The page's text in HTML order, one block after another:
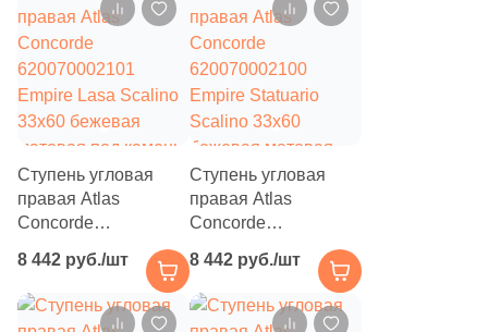
матовая под камень
бежевая матовая
под камень
Ступень угловая
правая Atlas
Concorde
Empire Lasa Scalino
33x60 бежевая
матовая под камень
8 442 руб./шт
Ступень угловая
правая Atlas
Concorde
Empire Statuario
Scalino 33x60
бежевая матовая
8 442 руб./шт